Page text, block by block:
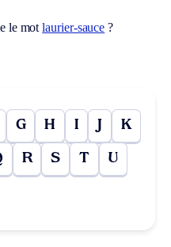
le motlaurier-sauce ?
G H I J K
R S T U